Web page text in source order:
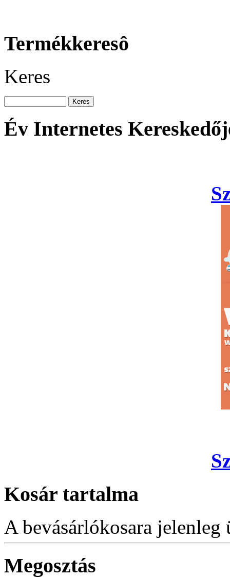
Termékkeresô
Keres
Év Internetes
Kosár tartalma
A bevásárlókosara jelenleg
Megosztás